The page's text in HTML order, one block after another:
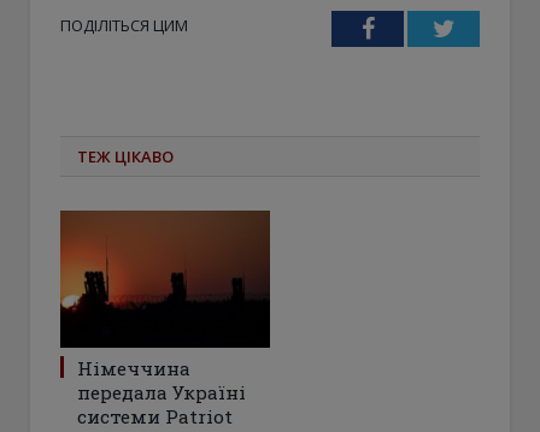
ПОДІЛІТЬСЯ ЦИМ FacebookTwitter
ТЕЖ ЦІКАВО
Німеччина
передала Україні
системи Patriot